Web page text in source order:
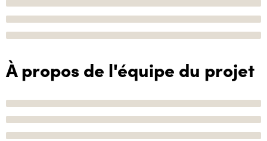
À propos de l'équipe du projet